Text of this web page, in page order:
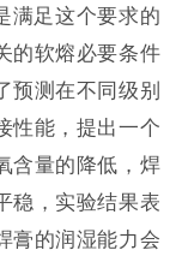
满足这个要求的
的软熔必要条件
预测在不同级别
性能，提出一个
含量的降低，焊
稳，实验结果表
膏的润湿能力会